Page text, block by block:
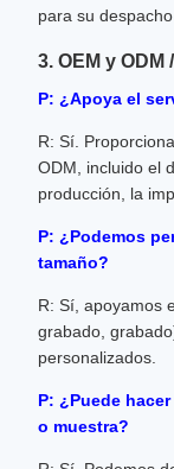
para su
3. OEM y
P: ¿Apoya el
R: Sí.
ODM, incluido el
producción, la
P: ¿Podemos
tamaño?
R: Sí, apoyamos
grabado,
personalizados.
P: ¿Puede
o muestra?